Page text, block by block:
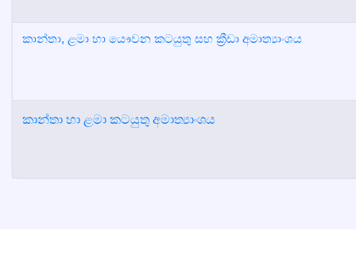
කාන්තා, ළමා හා යෞවන කටයුතු සහ ක්‍රීඩා අමාත්‍යාංශය
කාන්තා හා ළමා කටයුතු අමාත්‍යාංශය